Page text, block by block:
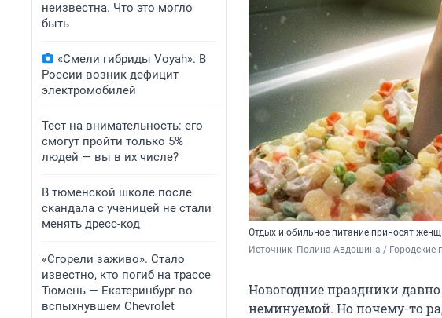
неизвестна. Что это могло
быть
«Смели гибриды Voyah». В
России возник дефицит
электромобилей
Тест на внимательность: его
смогут пройти только 5%
людей — вы в их числе?
В тюменской школе после
скандала с ученицей не стали
менять дресс-код
«Сгорели заживо». Стало
известно, кто погиб на трассе
Тюмень — Екатеринбург во
вспыхнувшем Chevrolet
Отдых и обильное питание приносят
Источник: Полина Авдошина / Городские
Новогодние праздники
неминуемой. Но почему-то